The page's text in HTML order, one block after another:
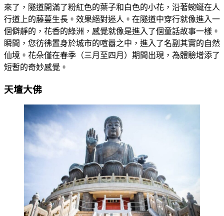
來了，隧道開滿了粉紅色的葉子和白色的小花，沿著蜿蜒在人
行道上的藤蔓生長。效果絕對迷人。在隧道中穿行就像進入一
個僻靜的，花香的綠洲，感覺就像是進入了個童話故事一樣。
瞬間，您彷彿置身於城市的喧囂之中，進入了名副其實的自然
仙境。花朵僅在春季（三月至四月）期間出現，為體驗增添了
短暫的奇妙感覺。
天壇大佛